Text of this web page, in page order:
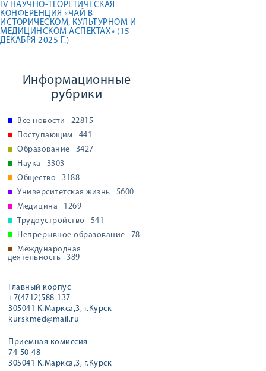
IV НАУЧНО-ТЕОРЕТИЧЕСКАЯ
КОНФЕРЕНЦИЯ «ЧАЙ В
ИСТОРИЧЕСКОМ, КУЛЬТУРНОМ И
МЕДИЦИНСКОМ АСПЕКТАХ» (15
ДЕКАБРЯ 2025 Г.)
Информационные
рубрики
Все новости
22815
Поступающим
441
Образование
3427
Наука
3303
Общество
3188
Университетская жизнь
5600
Медицина
1269
Трудоустройство
541
Непрерывное образование
78
Международная
деятельность
389
Главный корпус
+7(4712)588-137
305041 К.Маркса,3, г.Курск
kurskmed@mail.ru
Приемная комиссия
74-50-48
305041 К.Маркса,3, г.Курск